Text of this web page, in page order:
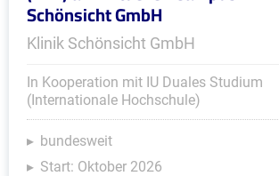
Schönsicht GmbH
Klinik Schönsicht GmbH
In Kooperation mit IU Duales Studium
(Internationale Hochschule)
bundesweit
Start: Oktober 2026